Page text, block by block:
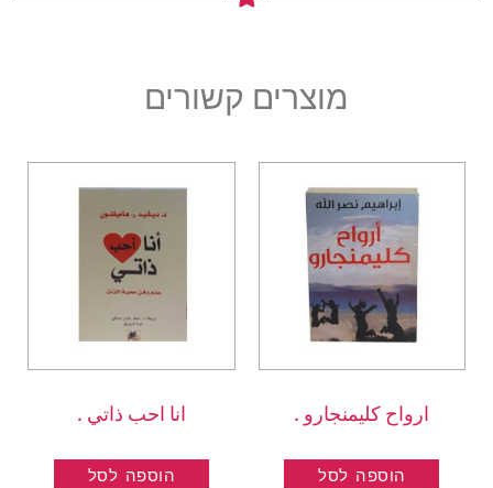
מוצרים קשורים
ارواح كليمنجارو .
הוספה לסל
انا احب ذاتي .
הוספה לסל